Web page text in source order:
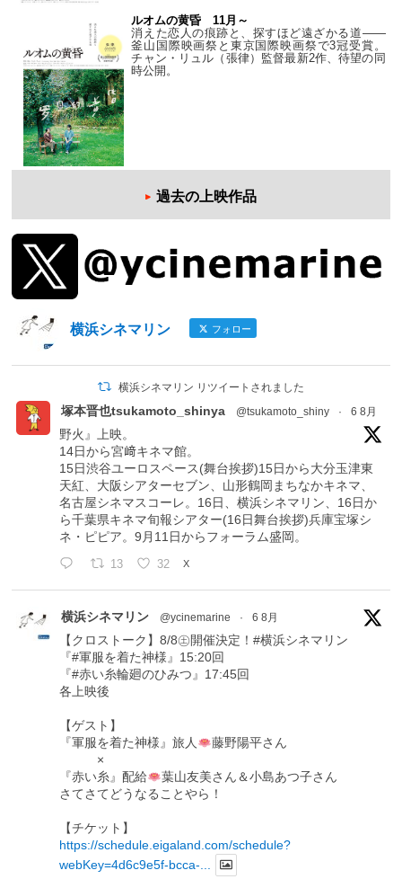
ルオムの黄昏 11月～
消えた恋人の痕跡と、探すほど遠ざかる道——
釜山国際映画祭と東京国際映画祭で3冠受賞。
チャン・リュル（張律）監督最新2作、待望の同
時公開。
過去の上映作品
横浜シネマリン フォロー
横浜シネマリン リツイートされました
塚本晋也tsukamoto_shinya @tsukamoto_shiny · 6 8月
野火』上映。
14日から宮﨑キネマ館。
15日渋谷ユーロスペース(舞台挨拶)15日から大分玉津東
天紅、大阪シアターセブン、山形鶴岡まちなかキネマ、
名古屋シネマスコーレ。16日、横浜シネマリン、16日か
ら千葉県キネマ旬報シアター(16日舞台挨拶)兵庫宝塚シ
ネ・ピピア。9月11日からフォーラム盛岡。
13 32 X
横浜シネマリン @ycinemarine · 6 8月
【クロストーク】8/8㊏開催決定！#横浜シネマリン
『#軍服を着た神様』15:20回
『#赤い糸輪廻のひみつ』17:45回
各上映後
【ゲスト】
『軍服を着た神様』旅人
藤野陽平さん
×
『赤い糸』配給
葉山友美さん＆小島あつ子さん
さてさてどうなることやら！
【チケット】
https://schedule.eigaland.com/schedule?
webKey=4d6c9e5f-bcca-...